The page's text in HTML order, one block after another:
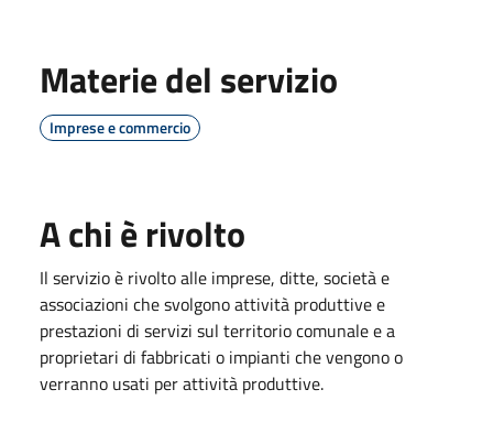
Materie del servizio
Imprese e commercio
A chi è rivolto
Il servizio è rivolto alle imprese, ditte, società e
associazioni che svolgono attività produttive e
prestazioni di servizi sul territorio comunale e a
proprietari di fabbricati o impianti che vengono o
verranno usati per attività produttive.